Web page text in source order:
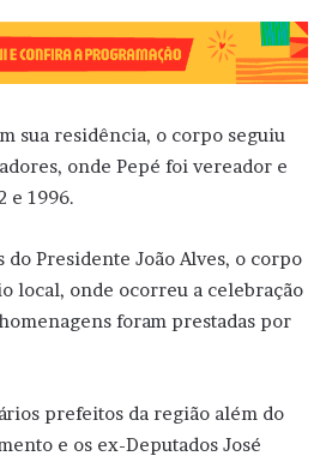
sua residência, o corpo seguiu
onde Pepé foi vereador e
e 1996.
do Presidente João Alves, o corpo
local, onde ocorreu a celebração
foram prestadas por
prefeitos da região além do
e os ex-Deputados José